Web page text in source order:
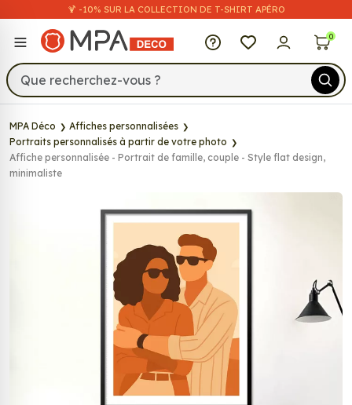
🍹 -10% SUR LA COLLECTION DE T-SHIRT APÉRO
MPA Déco 0
MPA Déco
Affiches personnalisées
Portraits personnalisés à partir de votre photo
Affiche personnalisée - Portrait de famille, couple - Style flat design,
minimaliste